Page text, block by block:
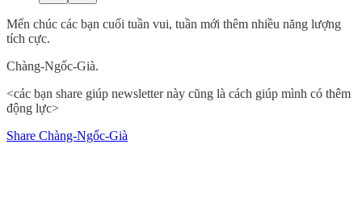
Mến chúc các bạn cuối tuần vui, tuần mới thêm nhiều năng lượng
tích cực.
Chàng-Ngốc-Già.
<các bạn share giúp newsletter này cũng là cách giúp mình có thêm
động lực>
Share Chàng-Ngốc-Già